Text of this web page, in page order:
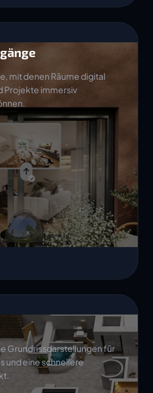
mit denen Räume digital
Projekte immersiv
Grundrissdarstellungen für
und eine schnellere